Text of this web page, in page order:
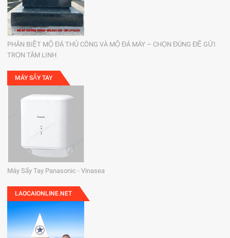
PHÂN BIỆT MỘ ĐÁ THỦ CÔNG VÀ MỘ ĐÁ MÁY – CHỌN ĐÚNG ĐỂ GỬI
TRỌN TÂM LINH
MÁY SẤY TAY
Máy Sấy Tay Panasonic - Vinasea
LAOCAIONLINE.NET